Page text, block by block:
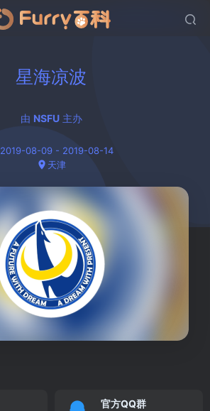
星海凉波
由 NSFU 主办
2019-08-09 - 2019-08-14
天津
官方QQ群